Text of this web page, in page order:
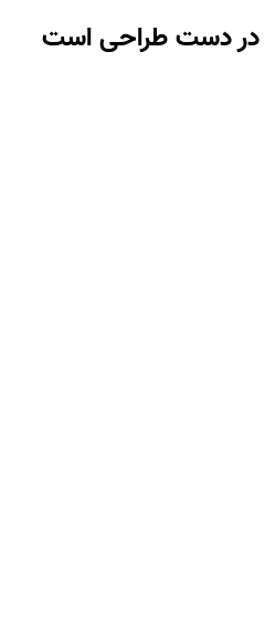
دست طراحی است